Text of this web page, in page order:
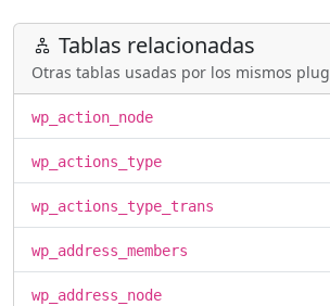
Tablas relacionadas
Otras tablas usadas por los mismos
wp_action_node
wp_actions_type
wp_actions_type_trans
wp_address_members
wp_address_node